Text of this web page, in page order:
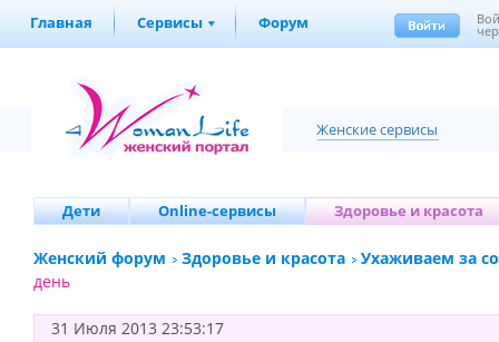
Главная Сервисы Форум
Женские сервисы
Дети Online-сервисы Здоровье и красота
Женский форум Здоровье и красота
Ухаживаем за
день
31 Июля 2013 23:53:17